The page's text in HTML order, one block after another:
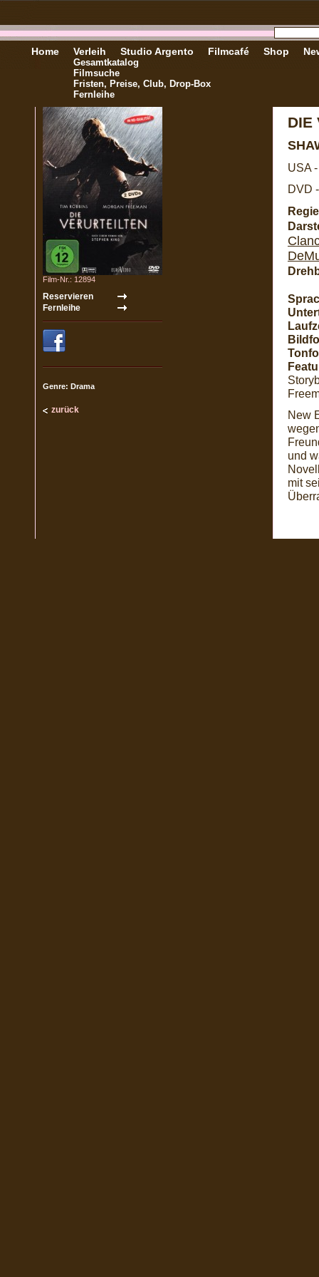
Home Verleih
Gesamtkatalog
Filmsuche
Fristen, Preise, Club, Drop-Box
Fernleihe
Studio Argento Filmcafé Shop
Film-Nr.: 12894
Genre: Drama
zurück
DIE
USA
DVD
New
und
mit